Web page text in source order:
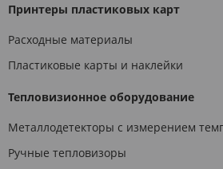
Принтеры пластиковых карт
Расходные материалы
Пластиковые карты и наклейки
Тепловизионное оборудование
Металлодетекторы с измерением
Ручные тепловизоры